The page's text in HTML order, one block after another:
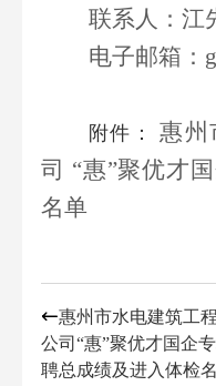
联系人：江
电子邮箱：
附件：
惠州
司 “惠”聚优才
名单
惠州市水电建筑工
公司“惠”聚优才国企
聘总成绩及进入体检